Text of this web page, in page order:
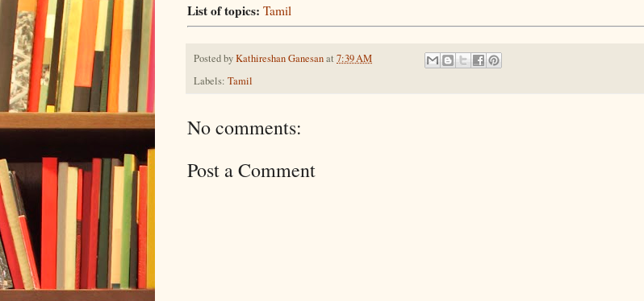
List of topics: Tamil
Posted byKathireshan Ganesanat 7:39 AM
Labels: Tamil
No comments:
Post a Comment